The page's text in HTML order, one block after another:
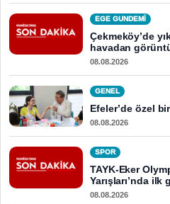
EGE GUNDEMİ
Çekmeköy’de
havadan
08.08.2026
GENEL
Efeler’de özel
08.08.2026
SPOR
TAYK-Eker
Yarışları’nda
08.08.2026